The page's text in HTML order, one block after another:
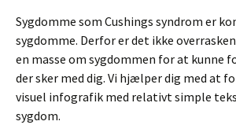
Sygdomme som Cushings syndrom er
sygdomme. Derfor er det ikke
en masse om sygdommen for at kunne
der sker med dig. Vi hjælper dig med at
visuel infografik med relativt simple
sygdom.